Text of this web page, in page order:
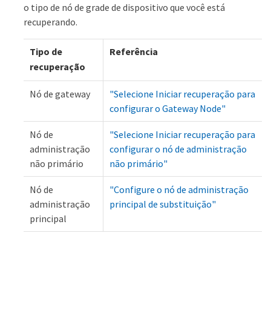
o tipo de nó de grade de dispositivo que você está
recuperando.
Tipo de
recuperação
Referência
Nó de gateway
"Selecione Iniciar recuperação para
configurar o Gateway Node"
Nó de
administração
não primário
"Selecione Iniciar recuperação para
configurar o nó de administração
não primário"
Nó de
administração
principal
"Configure o nó de administração
principal de substituição"